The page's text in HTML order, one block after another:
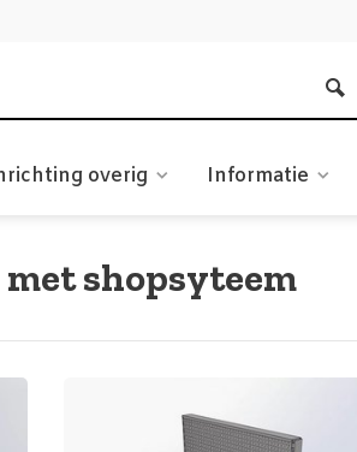
overig Informatie
shopsyteem